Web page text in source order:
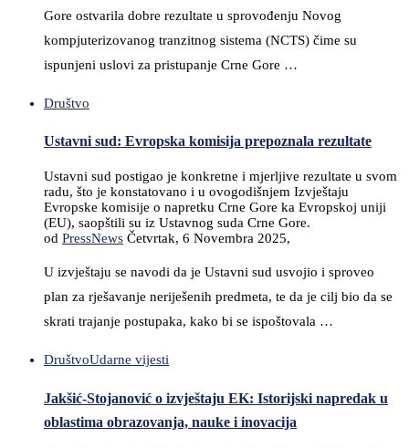
Gore ostvarila dobre rezultate u sprovođenju Novog
kompjuterizovanog tranzitnog sistema (NCTS) čime su
ispunjeni uslovi za pristupanje Crne Gore …
Društvo
Ustavni sud: Evropska komisija prepoznala rezultate
Ustavni sud postigao je konkretne i mjerljive rezultate u svom
radu, što je konstatovano i u ovogodišnjem Izvještaju
Evropske komisije o napretku Crne Gore ka Evropskoj uniji
(EU), saopštili su iz Ustavnog suda Crne Gore.
od PressNews Četvrtak, 6 Novembra 2025,
U izvještaju se navodi da je Ustavni sud usvojio i sproveo
plan za rješavanje neriješenih predmeta, te da je cilj bio da se
skrati trajanje postupaka, kako bi se ispoštovala …
DruštvoUdarne vijesti
Jakšić-Stojanović o izvještaju EK: Istorijski napredak u
oblastima obrazovanja, nauke i inovacija